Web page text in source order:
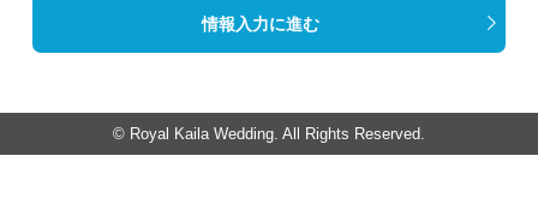
情報入力に進む
© Royal Kaila Wedding. All Rights Reserved.